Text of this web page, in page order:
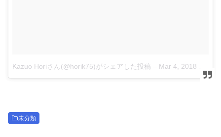
Kazuo Horiさん(@horik75)がシェアした投稿 – Mar 4, 2018 at 2:29am PST
未分類